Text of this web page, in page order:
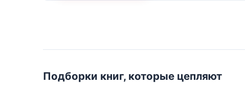
Подборки книг, которые цепляют